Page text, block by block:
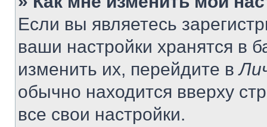
Если вы являетесь
ваши настройки хранятся в
изменить их, перейдите в
обычно находится вверху
все свои настройки.